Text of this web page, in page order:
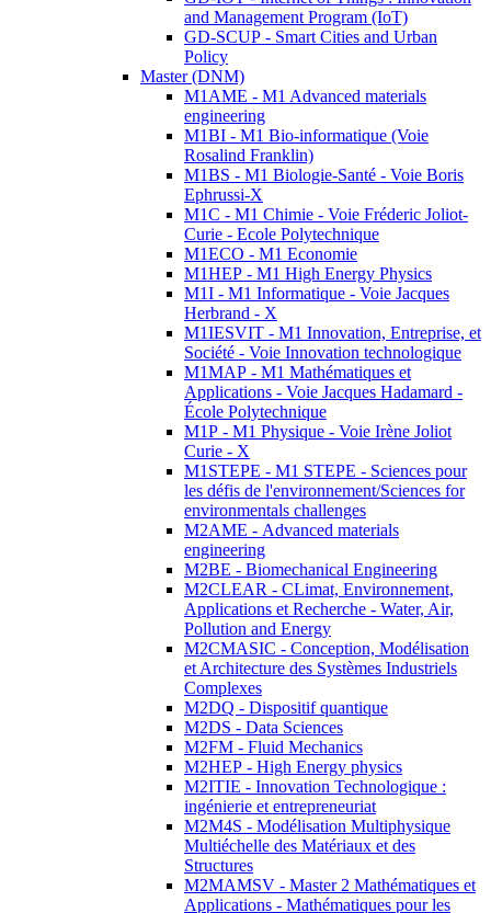
and Management Program (IoT)
GD-SCUP - Smart Cities and Urban
Policy
Master (DNM)
M1AME - M1 Advanced materials
engineering
M1BI - M1 Bio-informatique (Voie
Rosalind Franklin)
M1BS - M1 Biologie-Santé - Voie Boris
Ephrussi-X
M1C - M1 Chimie - Voie Fréderic Joliot-
Curie - Ecole Polytechnique
M1ECO - M1 Economie
M1HEP - M1 High Energy Physics
M1I - M1 Informatique - Voie Jacques
Herbrand - X
M1IESVIT - M1 Innovation, Entreprise, et
Société - Voie Innovation technologique
M1MAP - M1 Mathématiques et
Applications - Voie Jacques Hadamard -
École Polytechnique
M1P - M1 Physique - Voie Irène Joliot
Curie - X
M1STEPE - M1 STEPE - Sciences pour
les défis de l'environnement/Sciences for
environmentals challenges
M2AME - Advanced materials
engineering
M2BE - Biomechanical Engineering
M2CLEAR - CLimat, Environnement,
Applications et Recherche - Water, Air,
Pollution and Energy
M2CMASIC - Conception, Modélisation
et Architecture des Systèmes Industriels
Complexes
M2DQ - Dispositif quantique
M2DS - Data Sciences
M2FM - Fluid Mechanics
M2HEP - High Energy physics
M2ITIE - Innovation Technologique :
ingénierie et entrepreneuriat
M2M4S - Modélisation Multiphysique
Multiéchelle des Matériaux et des
Structures
M2MAMSV - Master 2 Mathématiques et
Applications - Mathématiques pour les